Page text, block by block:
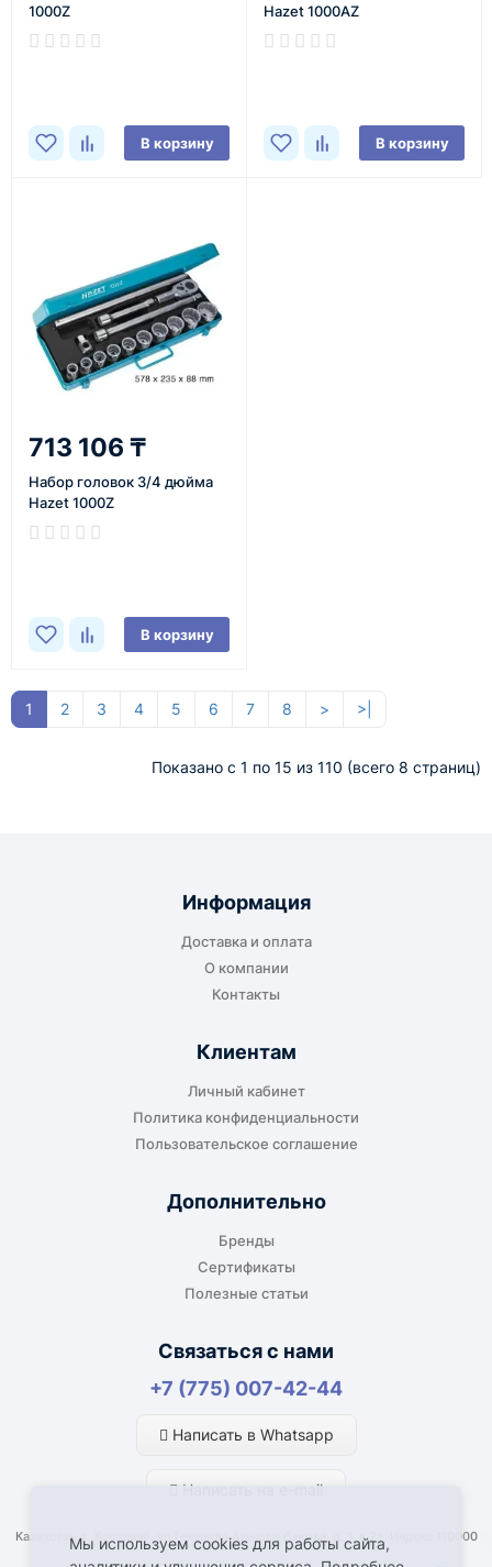
1000Z
В корзину
Hazet 1000AZ
В корзину
713 106 ₸
Набор головок 3/4 дюйма
Hazet 1000Z
В корзину
1 2 3 4 5 6 7 8 > >|
Показано с 1 по 15 из 110 (всего 8 страниц)
Информация
Доставка и оплата
О компании
Контакты
Клиентам
Личный кабинет
Политика конфиденциальности
Пользовательское соглашение
Дополнительно
Бренды
Сертификаты
Полезные статьи
Связаться с нами
+7 (775) 007-42-44
Написать в Whatsapp
Написать на e-mail
Казахстан, г. Костанай, ул Генерала Арыстанбекова, д. 1, к.2а, Индекс 110000
Мы используем cookies для работы сайта,